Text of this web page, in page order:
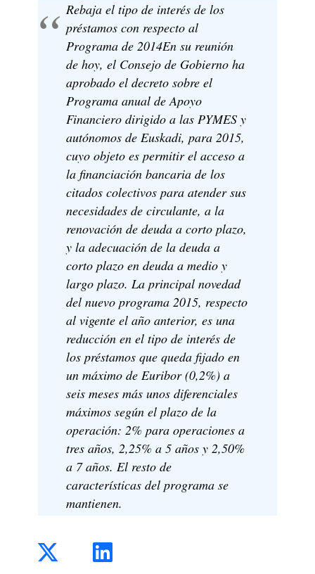
Rebaja el tipo de interés de los
préstamos con respecto al
Programa de 2014En su reunión
de hoy, el Consejo de Gobierno ha
aprobado el decreto sobre el
Programa anual de Apoyo
Financiero dirigido a las PYMES y
autónomos de Euskadi, para 2015,
cuyo objeto es permitir el acceso a
la financiación bancaria de los
citados colectivos para atender sus
necesidades de circulante, a la
renovación de deuda a corto plazo,
y la adecuación de la deuda a
corto plazo en deuda a medio y
largo plazo. La principal novedad
del nuevo programa 2015, respecto
al vigente el año anterior, es una
reducción en el tipo de interés de
los préstamos que queda fijado en
un máximo de Euribor (0,2%) a
seis meses más unos diferenciales
máximos según el plazo de la
operación: 2% para operaciones a
tres años, 2,25% a 5 años y 2,50%
a 7 años. El resto de
características del programa se
mantienen.